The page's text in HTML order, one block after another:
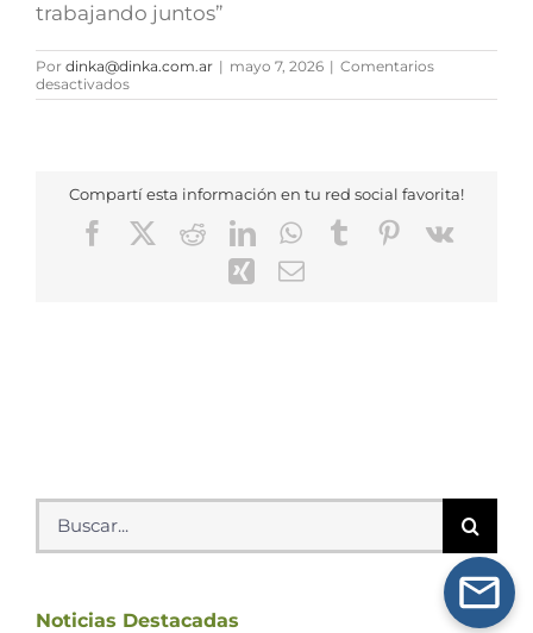
trabajando juntos”
Por dinka@dinka.com.ar | mayo 7, 2026 | Comentarios
desactivadosen
Emanuel
Compartí esta información en tu red social favorita!
FacebookRedditLinkedInWhatsApp
TumblrPinterest
Vk
XingCorreo
Buscar:
Noticias Destacadas